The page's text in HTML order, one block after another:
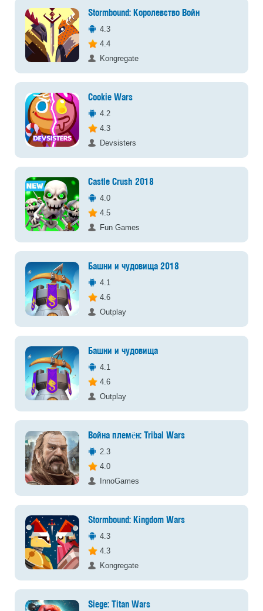
Stormbound: Королевство Войн
4.3
4.4
Kongregate
Cookie Wars
4.2
4.3
Devsisters
Castle Crush 2018
4.0
4.5
Fun Games
Башни и чудовища 2018
4.1
4.6
Outplay
Башни и чудовища
4.1
4.6
Outplay
Война племён: Tribal Wars
2.3
4.0
InnoGames
Stormbound: Kingdom Wars
4.3
4.3
Kongregate
Siege: Titan Wars